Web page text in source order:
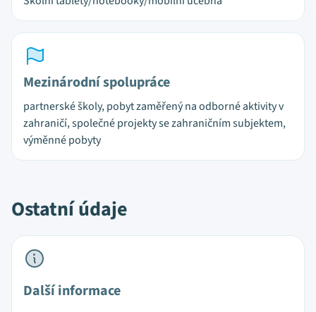
Mezinárodní spolupráce
partnerské školy, pobyt zaměřený na odborné aktivity v
zahraničí, společné projekty se zahraničním subjektem,
výměnné pobyty
Ostatní údaje
Další informace